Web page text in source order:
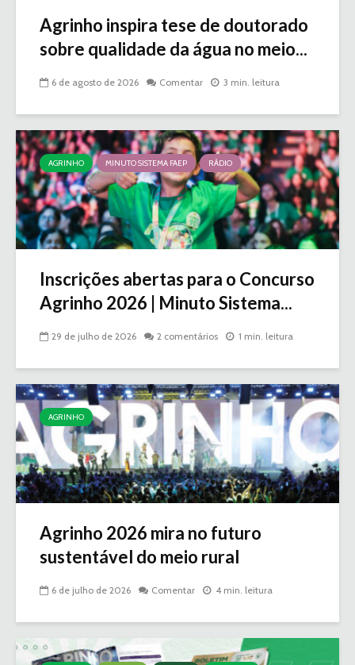
Agrinho inspira tese de doutorado
sobre qualidade da água no meio...
6 de agosto de 2026 Comentar 3 min. leitura
AGRINHO MINUTO SISTEMA FAEP RÁDIO
Inscrições abertas para o Concurso
Agrinho 2026 | Minuto Sistema...
29 de julho de 2026 2 comentários 1 min. leitura
AGRINHO
Agrinho 2026 mira no futuro
sustentável do meio rural
6 de julho de 2026 Comentar 4 min. leitura